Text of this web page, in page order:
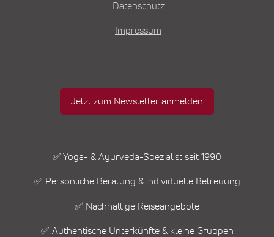
Datenschutz
Impressum
Jetzt zum Newsletter anmelden
✅ Yoga- & Ayurveda-Spezialist seit 1990
✅ Persönliche Beratung & individuelle Betreuung
✅ Nachhaltige Reiseangebote
✅ Authentische Unterkünfte & kleine Gruppen